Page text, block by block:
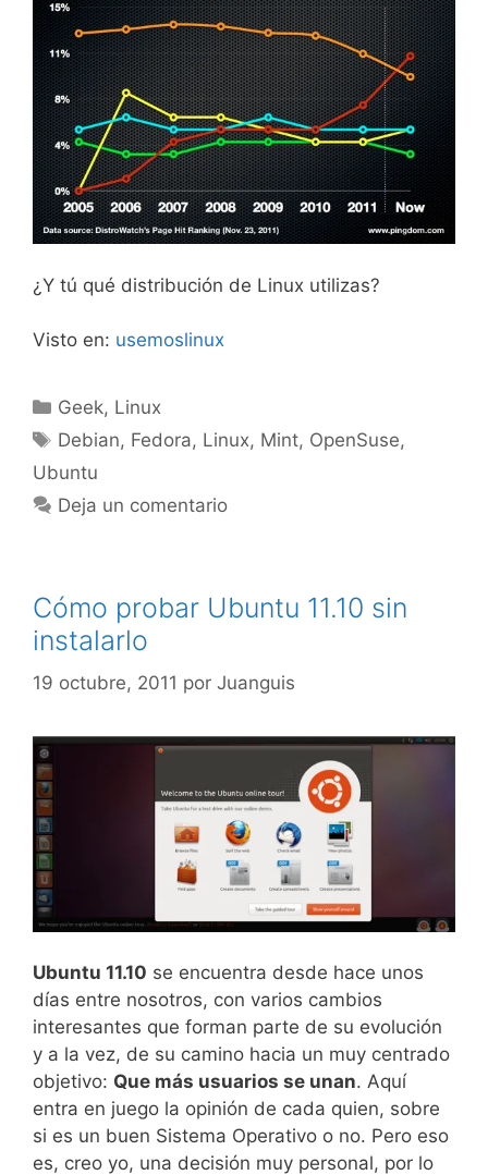
¿Y tú qué distribución de Linux utilizas?
Visto en: usemoslinux
Categorías
Geek, Linux
Etiquetas
Debian, Fedora, Linux, Mint, OpenSuse,
Ubuntu
Deja un comentario
Cómo probar Ubuntu 11.10 sin
instalarlo
19 octubre, 2011 por Juanguis
Ubuntu 11.10 se encuentra desde hace unos
días entre nosotros, con varios cambios
interesantes que forman parte de su evolución
y a la vez, de su camino hacia un muy centrado
objetivo: Que más usuarios se unan. Aquí
entra en juego la opinión de cada quien, sobre
si es un buen Sistema Operativo o no. Pero eso
es, creo yo, una decisión muy personal, por lo